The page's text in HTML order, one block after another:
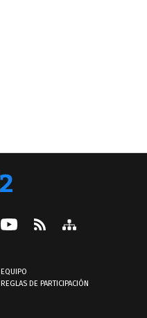
EQUIPO
REGLAS DE PARTICIPACIÓN